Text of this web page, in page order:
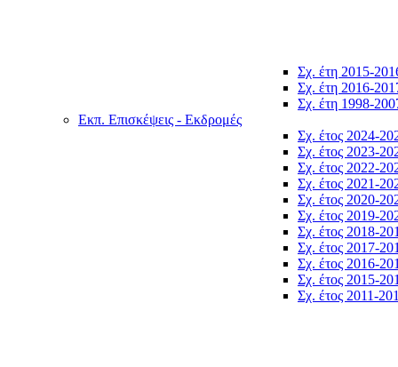
Σχ. έτη 2015-
Σχ. έτη 2016-
Σχ. έτη 1998-
Εκπ. Επισκέψεις - Εκδρομές
Σχ. έτος 2024-
Σχ. έτος 2023-
Σχ. έτος 2022-
Σχ. έτος 2021-
Σχ. έτος 2020-
Σχ. έτος 2019-
Σχ. έτος 2018-
Σχ. έτος 2017-
Σχ. έτος 2016-
Σχ. έτος 2015-
Σχ. έτος 2011-